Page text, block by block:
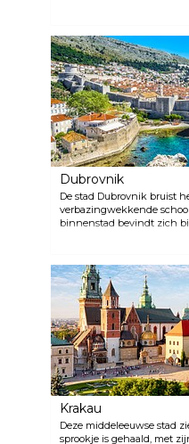
Dubrovnik
De stad Dubrovnik bruist
verbazingwekkende
binnenstad bevindt zich
massaal naar de pleinen,
stadsmuren van
Krakau
Deze middeleeuwse stad
sprookje is gehaald, met